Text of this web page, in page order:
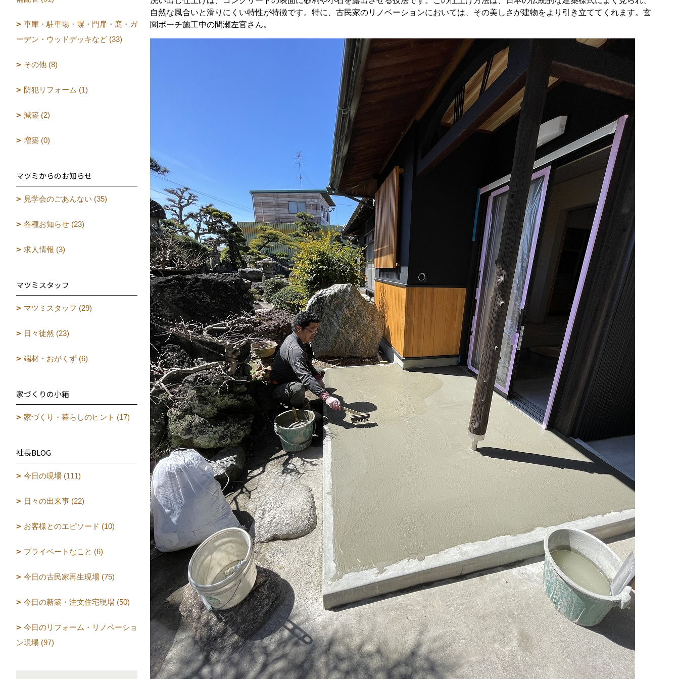
自然な風合いと滑りにくい特性が特徴です。特に、古民家のリノベーションにおいては、その美しさが建物をより引き立ててくれます。玄
関ポーチ施工中の間瀬左官さん。
車庫・駐車場・塀・門扉・庭・ガ
ーデン・ウッドデッキなど (33)
その他 (8)
防犯リフォーム (1)
減築 (2)
増築 (0)
マツミからのお知らせ
見学会のごあんない (35)
各種お知らせ (23)
求人情報 (3)
マツミスタッフ
マツミスタッフ (29)
日々徒然 (23)
端材・おがくず (6)
家づくりの小箱
家づくり・暮らしのヒント (17)
社長BLOG
今日の現場 (111)
日々の出来事 (22)
お客様とのエピソード (10)
プライベートなこと (6)
今日の古民家再生現場 (75)
今日の新築・注文住宅現場 (50)
今日のリフォーム・リノベーショ
ン現場 (97)